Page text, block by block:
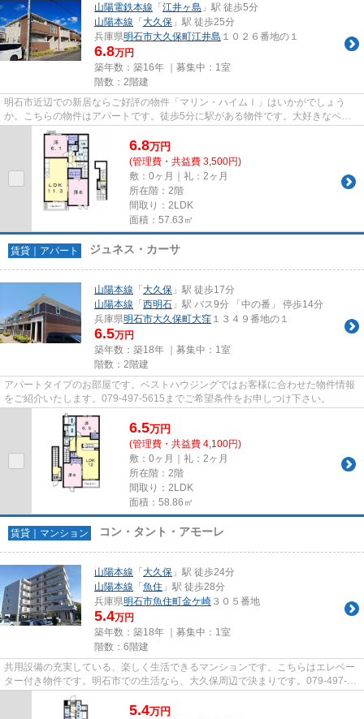
山陽電鉄本線 「 江井ヶ島 」駅 徒歩5分
山陽本線 「 大久保 」駅 徒歩25分
兵庫県明石市大久保町江井島 １０２６番地の１
6.8万円
築年数：築16年 ｜募集中： 1室
階数：2階建
明石市近辺での新居ならご好評の物件「マリン・ハイムⅠ」はいかがでしょう
か。こちらの物件はアパートです。徒歩5分に駅がある物件です。大好きなペッ
トとずっと暮らせるペット対応の...
6.8万円
(管理費・共益費 3,500円)
敷：0ヶ月｜礼：2ヶ月
所在階：2階
間取り：2LDK
面積：57.63㎡
賃貸｜アパート ジュネス・カーサ
山陽本線 「 大久保 」駅 徒歩17分
山陽本線 「 西明石 」駅 バス9分 「中の番」 停歩14分
兵庫県明石市大久保町大窪 １３４９番地の１
6.5万円
築年数：築18年 ｜募集中： 1室
階数：2階建
アパートタイプのお部屋です。ベストハウジングではお客様に合わせた物件情報
をご紹介いたします。079-497-5615までご希望条件をお申しつけ下さい。
6.5万円
(管理費・共益費 4,100円)
敷：0ヶ月｜礼：2ヶ月
所在階：2階
間取り：2LDK
面積：58.86㎡
賃貸｜マンション コン・タント・アモーレ
山陽本線 「 大久保 」駅 徒歩24分
山陽本線 「 魚住 」駅 徒歩28分
兵庫県明石市魚住町金ケ崎 ３０５番地
5.4万円
築年数：築18年 ｜募集中： 1室
階数：6階建
共用設備の充実している、楽しく生活できるマンションです。こちらはエレベー
ター付き物件です。明石市での生活なら、大久保周辺で決まりです。079-497-
5615よりベストハウジングまで...
5.4万円